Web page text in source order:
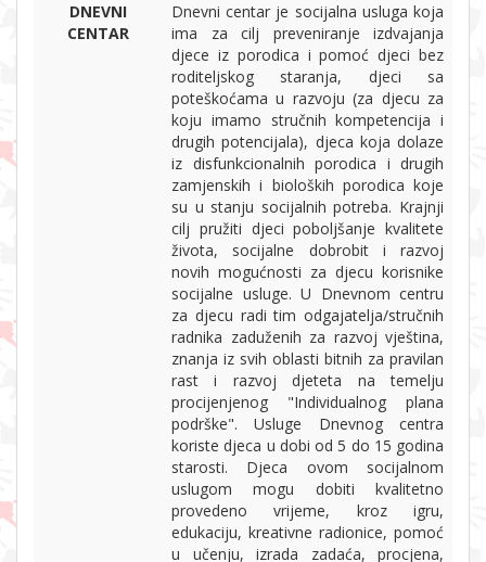
DNEVNI
CENTAR
Dnevni centar je socijalna usluga koja
ima za cilj preveniranje izdvajanja
djece iz porodica i pomoć djeci bez
roditeljskog staranja, djeci sa
poteškoćama u razvoju (za djecu za
koju imamo stručnih kompetencija i
drugih potencijala), djeca koja dolaze
iz disfunkcionalnih porodica i drugih
zamjenskih i bioloških porodica koje
su u stanju socijalnih potreba. Krajnji
cilj pružiti djeci poboljšanje kvalitete
života, socijalne dobrobit i razvoj
novih mogućnosti za djecu korisnike
socijalne usluge. U Dnevnom centru
za djecu radi tim odgajatelja/stručnih
radnika zaduženih za razvoj vještina,
znanja iz svih oblasti bitnih za pravilan
rast i razvoj djeteta na temelju
procijenjenog "Individualnog plana
podrške". Usluge Dnevnog centra
koriste djeca u dobi od 5 do 15 godina
starosti. Djeca ovom socijalnom
uslugom mogu dobiti kvalitetno
provedeno vrijeme, kroz igru,
edukaciju, kreativne radionice, pomoć
u učenju, izrada zadaća, procjena,